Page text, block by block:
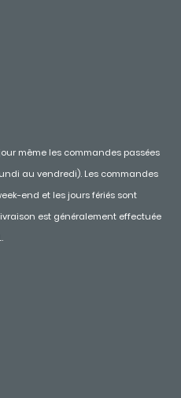
même les commandes passées
au vendredi). Les commandes
end et les jours fériés sont
est généralement effectuée